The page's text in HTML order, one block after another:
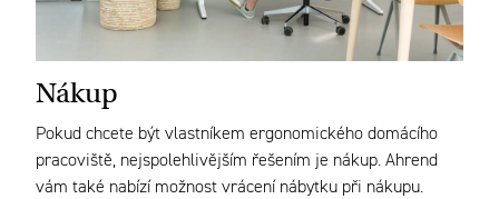
Nákup
Pokud chcete být vlastníkem ergonomického domácího
pracoviště, nejspolehlivějším řešením je nákup. Ahrend
vám také nabízí možnost vrácení nábytku při nákupu.